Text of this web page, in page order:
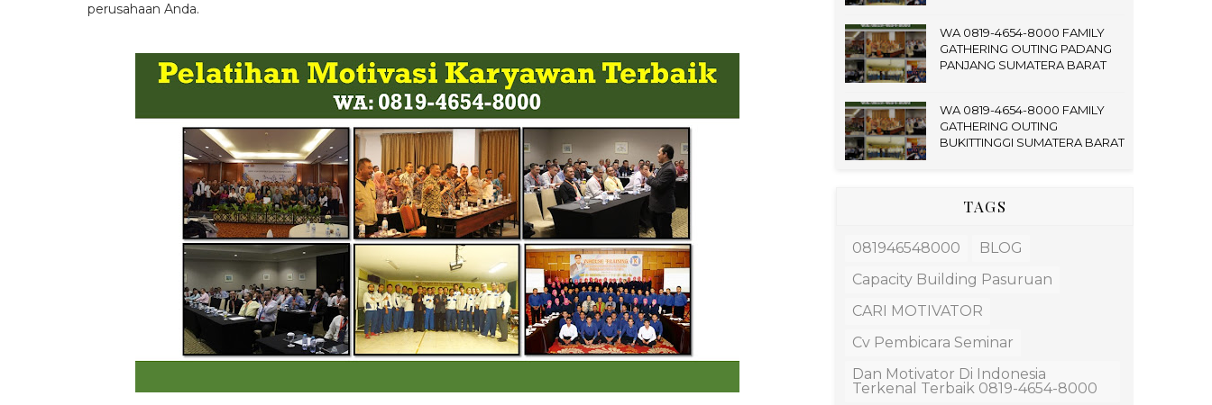
perusahaan Anda.
WA 0819-4654-8000 FAMILY
GATHERING OUTING PADANG
PANJANG SUMATERA BARAT
WA 0819-4654-8000 FAMILY
GATHERING OUTING
BUKITTINGGI SUMATERA BARAT
TAGS
081946548000
BLOG
Capacity Building Pasuruan
CARI MOTIVATOR
Cv Pembicara Seminar
Dan Motivator Di Indonesia
Terkenal Terbaik 0819-4654-8000